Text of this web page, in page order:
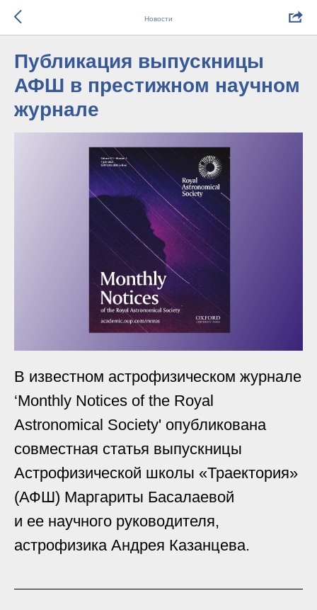
Новости
Публикация выпускницы
АФШ в престижном научном
журнале
В известном астрофизическом журнале
‘Monthly Notices of the Royal
Astronomical Society' опубликована
совместная статья выпускницы
Астрофизической школы «Траектория»
(АФШ) Маргариты Басалаевой
и ее научного руководителя,
астрофизика Андрея Казанцева.